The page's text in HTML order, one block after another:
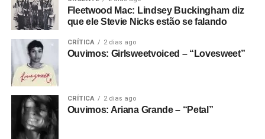
Fleetwood Mac: Lindsey Buckingham diz
que ele Stevie Nicks estão se falando
CRÍTICA 2 dias ago
Ouvimos: Girlsweetvoiced – “Lovesweet”
CRÍTICA 2 dias ago
Ouvimos: Ariana Grande – “Petal”